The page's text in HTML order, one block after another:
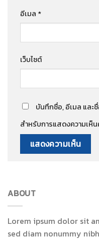
อีเมล *
เว็บไซต์
บันทึกชื่อ, อีเมล และ
สำหรับการแสดงความเห็
ABOUT
Lorem ipsum dolor sit
sed diam nonummy